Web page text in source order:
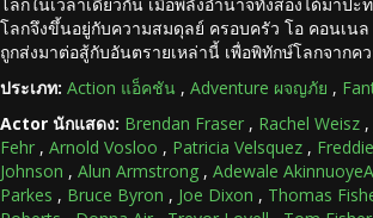
โลกจึงขึ้นอยู่กับความสมดุลย์ ครอบครัว โอ คอนเนล
ถูกส่งมาต่อสู้กับอันตรายเหล่านี้ เพื่อพิทักษ์โลกจากค
ประเภท: Action แอ็คชัน , Adventure ผจญภัย ,
Actor นักแสดง: Brendan Fraser , Rachel Weisz ,
Fehr , Arnold Vosloo , Patricia Velsquez ,
Johnson , Alun Armstrong , Adewale
Parkes , Bruce Byron , Joe Dixon , Thomas